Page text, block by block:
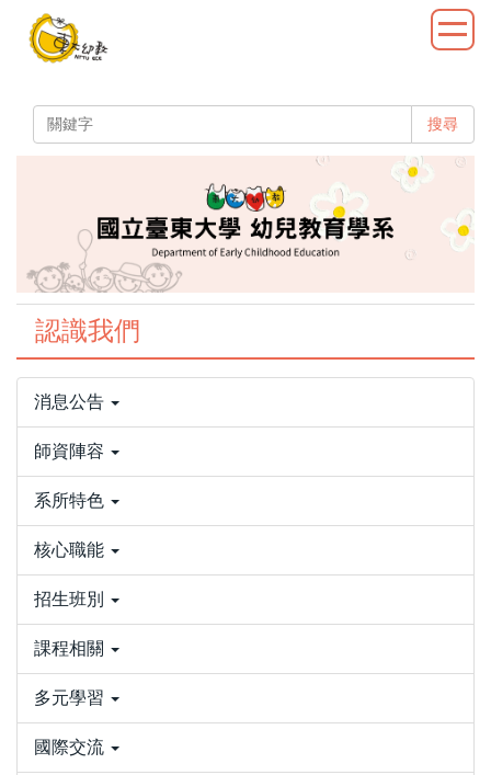
搜尋
認識我們
消息公告
師資陣容
系所特色
核心職能
招生班別
課程相關
多元學習
國際交流